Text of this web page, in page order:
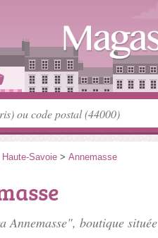
Haute-Savoie > Annemasse
Annemasse", boutique située